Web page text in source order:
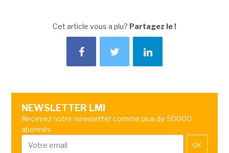
Cet article vous a plu? Partagez le !
NEWSLETTER LMI
Recevez notre newsletter comme plus de 50000
abonnés
OK